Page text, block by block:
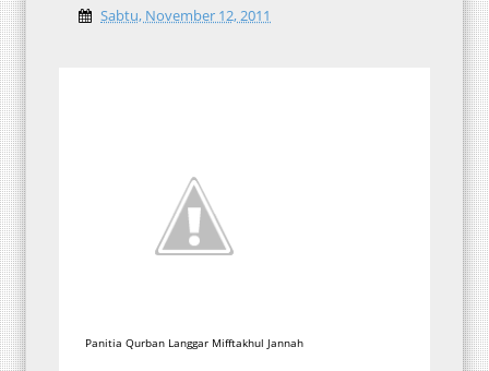
Sabtu, November 12, 2011
Panitia Qurban Langgar Mifftakhul Jannah